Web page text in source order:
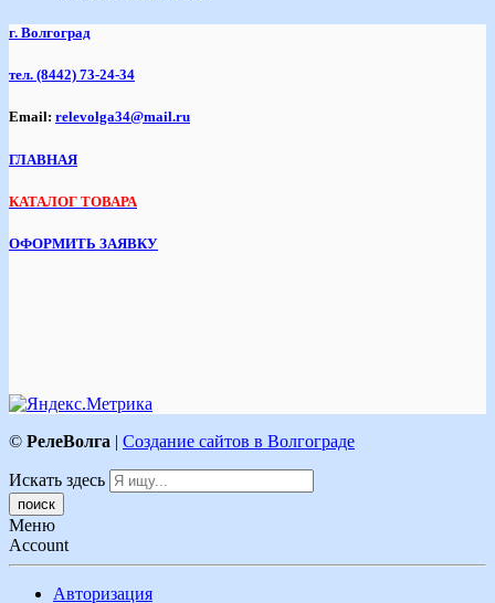
г. Волгоград
тел. (8442) 73-24-34
Email: relevolga34@mail.ru
ГЛАВНАЯ
КАТАЛОГ ТОВАРА
ОФОРМИТЬ ЗАЯВКУ
© РелеВолга | Создание сайтов в Волгограде
Искать здесь
Меню
Account
Авторизация